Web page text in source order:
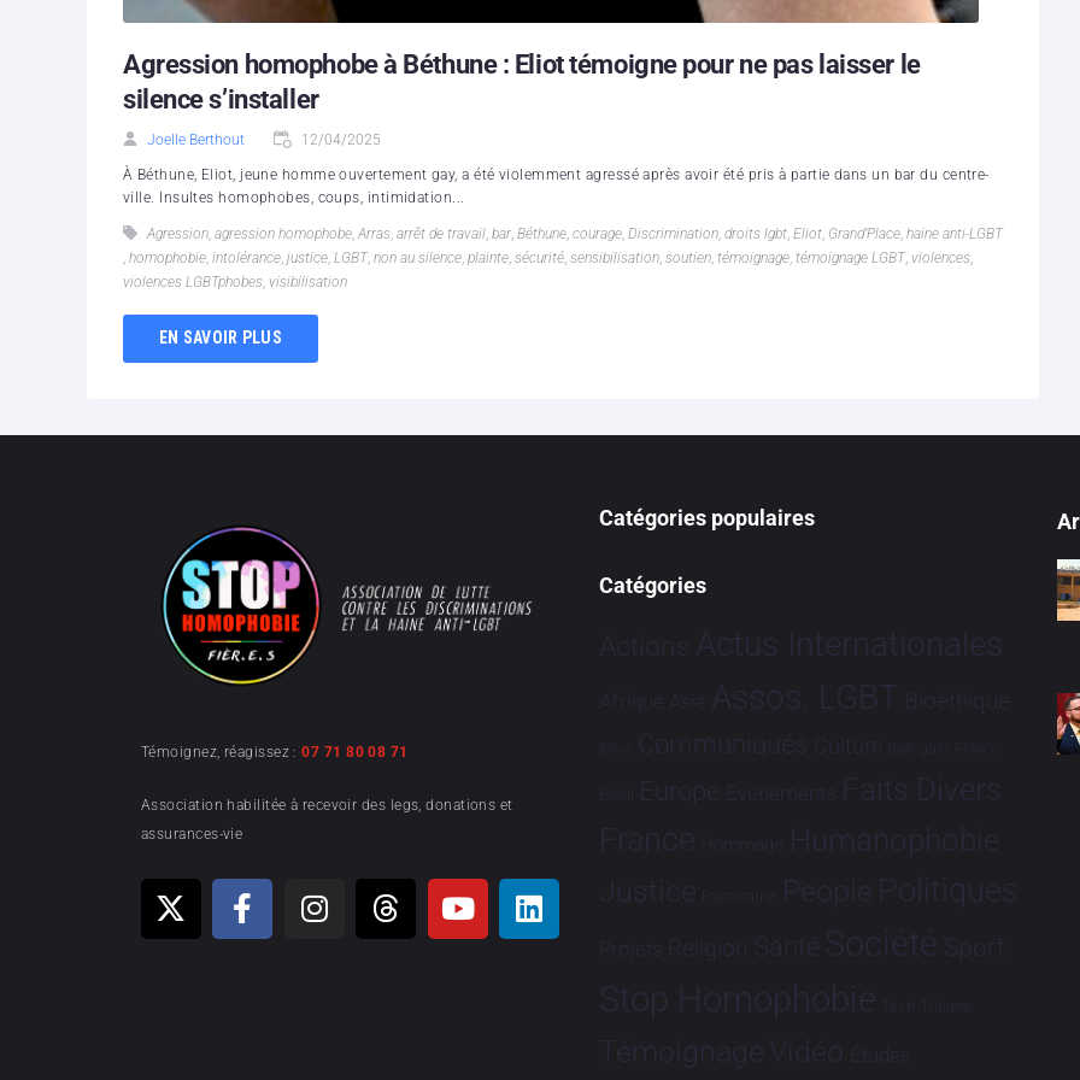
Agression homophobe à Béthune : Eliot témoigne pour ne pas laisser le
silence s’installer
Joelle Berthout 12/04/2025
À Béthune, Eliot, jeune homme ouvertement gay, a été violemment agressé après avoir été pris à partie dans un bar du centre-
ville. Insultes homophobes, coups, intimidation...
Agression, agression homophobe, Arras, arrêt de travail, bar, Béthune, courage, Discrimination, droits lgbt, Eliot, Grand’Place, haine anti-LGBT
, homophobie, intolérance, justice, LGBT, non au silence, plainte, sécurité, sensibilisation, soutien, témoignage, témoignage LGBT, violences,
violences LGBTphobes, visibilisation
EN SAVOIR PLUS
Témoignez, réagissez :07 71 80 08 71
Association habilitée à recevoir des legs, donations et
assurances-vie
Catégories populaires
Catégories
Actions Actus Internationales
Afrique Asie Assos. LGBT Bioéthique
Brève Communiqués Culture Dialogues France-
Brésil Europe Evénements Faits Divers
France Hommage Humanophobie
Justice Partenariat People Politiques
Projets Religion Santé Société Sport
Stop Homophobie Tech Tribune
Témoignage Vidéo Études